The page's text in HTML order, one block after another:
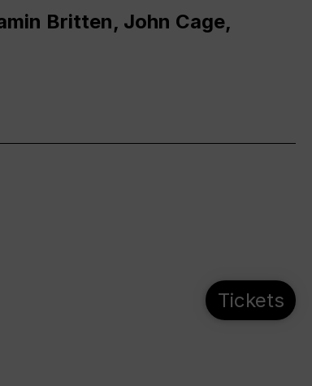
Britten, John Cage,
Tickets